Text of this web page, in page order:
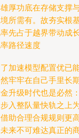
厚功底在存储支撑
所需有。故夯实根
先占于越界带动成
路径速度
加速模型配置优已
牢牢在自己手里长
升级时代也是必然
入整队量快轨之上
助合理合规规则更
来不可难达真正的